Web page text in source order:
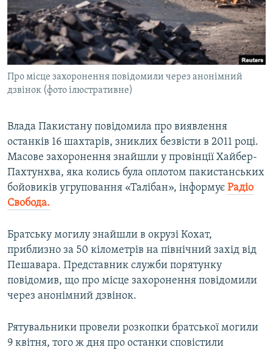
ВІДЕОУРОКИ «ELIFBE»
СВІДЧЕННЯ ОКУПАЦІЇ
УКРАЇНСЬКА ПРОБЛЕМА КРИМУ
ІНФОГРАФІКА
Русский
Qırımtatar
ДОЛУЧАЙСЯ!
Усі сайти RFE/RL
Про місце захоронення повідомили через анонімний
дзвінок (фото ілюстративне)
Влада Пакистану повідомила про виявлення
останків 16 шахтарів, зниклих безвісти в 2011 році.
Масове захоронення знайшли у провінції Хайбер-
Пахтунхва, яка колись була оплотом пакистанських
бойовиків угруповання «Талібан», інформує Радіо
Свобода.
Братську могилу знайшли в окрузі Кохат,
приблизно за 50 кілометрів на північний захід від
Пешавара. Представник служби порятунку
повідомив, що про місце захоронення повідомили
через анонімний дзвінок.
Рятувальники провели розкопки братської могили
9 квітня, того ж дня про останки сповістили